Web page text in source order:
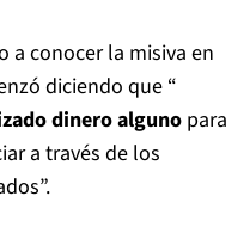
a conocer la misiva en
diciendo que “
dinero alguno para
a través de los